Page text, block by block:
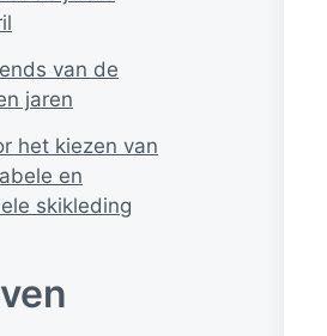
van de
jaren
het kiezen van
en
skikleding